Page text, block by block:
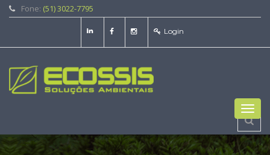
Fone: (51) 3022-7795
Login